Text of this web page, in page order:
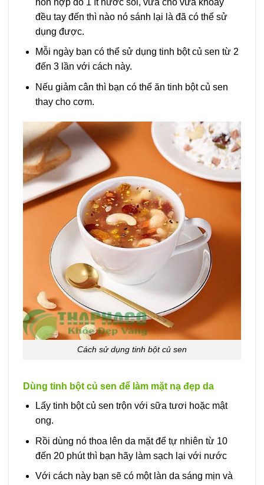
đều tay đến thì nào nó sánh lại là đã có thể sử
dụng được.
Mỗi ngày bạn có thể sử dụng tinh bột củ sen từ 2
đến 3 lần với cách này.
Nếu giảm cân thì bạn có thể ăn tinh bột củ sen
thay cho cơm.
Cách sử dụng tinh bột củ sen
Dùng tinh bột củ sen để làm mặt nạ đẹp da
Lấy tinh bột củ sen trộn với sữa tươi hoặc mật
ong.
Rồi dùng nó thoa lên da mặt để tự nhiên từ 10
đến 20 phút thì bạn hãy làm sạch lại với nước
Với cách này bạn sẽ có một làn da sáng mịn và